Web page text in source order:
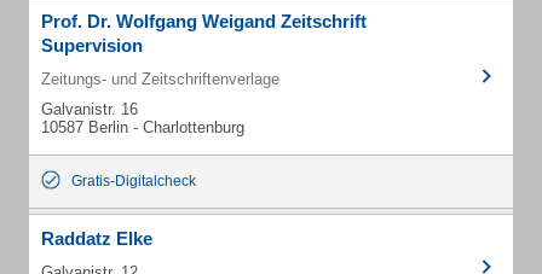
Prof. Dr. Wolfgang Weigand Zeitschrift
Supervision
Zeitungs- und Zeitschriftenverlage
Galvanistr. 16
10587 Berlin - Charlottenburg
Gratis-Digitalcheck
Raddatz Elke